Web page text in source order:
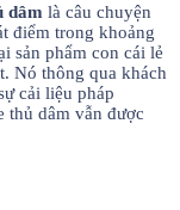
dâm là câu chuyện
điểm trong khoảng
sản phẩm con cái lẻ
Nó thông qua khách
cải liệu pháp
thủ dâm vẫn được